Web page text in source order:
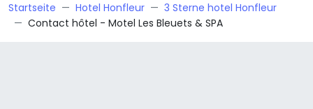
Startseite Hotel Honfleur
3 Sterne hotel Honfleur
Contact hôtel - Motel Les Bleuets & SPA